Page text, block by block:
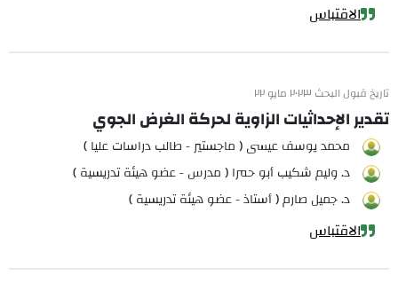
الاقتباس
تاريخ قبول البحث ٢٠٢٣ مايو ٢٢
تقدير الإحداثيات الزاوية لحركة الغرض الجوي
محمد يوسف عيسى ( ماجستير - طالب دراسات عليا )
د. وليم شكيب أبو حمرا ( مدرس - عضو هيئة تدريسية )
د. جميل صارم ( أستاذ - عضو هيئة تدريسية )
الاقتباس